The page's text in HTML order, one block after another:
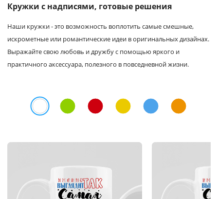
Кружки с надписями, готовые решения
Наши кружки - это возможность воплотить самые смешные,
искрометные или романтические идеи в оригинальных дизайнах.
Выражайте свою любовь и дружбу с помощью яркого и
практичного аксессуара, полезного в повседневной жизни.